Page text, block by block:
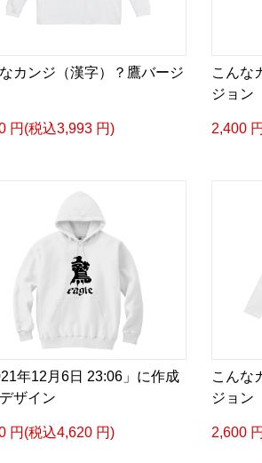
カンジ（漢字）？鷹バージ
円(税込3,993 円)
こんな
ジョン
2,400
年12月6日 23:06」に作成
ザイン
円(税込4,620 円)
こんな
ジョン
2,600